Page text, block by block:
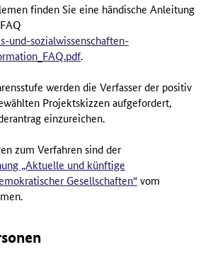
finden Sie eine händische Anleitung
und-sozialwissenschaften-
.
werden die Verfasser der positiv
Projektskizzen aufgefordert,
einzureichen.
zum Verfahren sind der
„Aktuelle und künftige
Gesellschaften“vom